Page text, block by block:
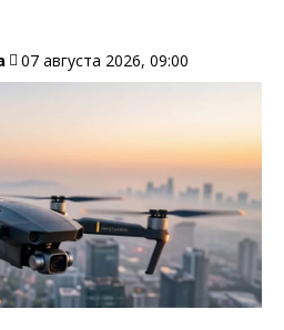
07 августа 2026, 09:00